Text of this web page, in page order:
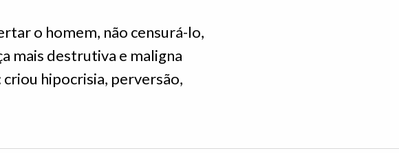
o homem, não censurá-lo,
mais destrutiva e maligna
hipocrisia, perversão,